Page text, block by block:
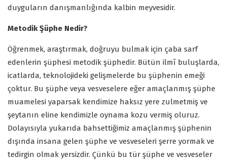
duyguların danışmanlığında kalbin meyvesidir.
Metodik Şüphe Nedir?
Öğrenmek, araştırmak, doğruyu bulmak için çaba sarf
edenlerin şüphesi metodik şüphedir. Bütün ilmî buluşlarda,
icatlarda, teknolojideki gelişmelerde bu şüphenin emeği
çoktur. Bu şüphe veya vesveselere eğer amaçlanmış şüphe
muamelesi yaparsak kendimize haksız yere zulmetmiş ve
şeytanın eline kendimizle oynama kozu vermiş oluruz.
Dolayısıyla yukarıda bahsettiğimiz amaçlanmış şüphenin
dışında insana gelen şüphe ve vesveseleri şerre yormak ve
tedirgin olmak yersizdir. Çünkü bu tür şüphe ve vesveseler